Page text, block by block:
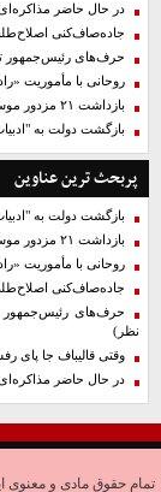
در حال حاضر مذاکره‌ای
جاده‌صاف‌کنی
حرف‌های رئیس‌جمهور
روحانی با مأموریت
بازداشت ۲۱ مزدور موساد و ۴ شرور مسلح توسط وزارت اطلاعات
بازگشت دولت به
پربحث ترین عناوین
بازگشت دولت به
بازداشت ۲۱ مزدور موساد و ۴ شرور مسلح توسط وزارت اطلاعات
روحانی با مأموریت
جاده‌صاف‌کنی
حرف‌های رئیس‌جمهور
نظر)
وقتی قالیباف جا پای
در حال حاضر مذاکره‌ای
تمام حقوق مادی و معنوی